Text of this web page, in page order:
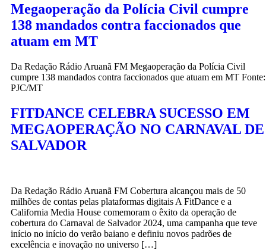
Megaoperação da Polícia Civil cumpre
138 mandados contra faccionados que
atuam em MT
Da Redação Rádio Aruanã FM Megaoperação da Polícia Civil
cumpre 138 mandados contra faccionados que atuam em MT Fonte:
PJC/MT
FITDANCE CELEBRA SUCESSO EM
MEGAOPERAÇÃO NO CARNAVAL DE
SALVADOR
Da Redação Rádio Aruanã FM Cobertura alcançou mais de 50
milhões de contas pelas plataformas digitais A FitDance e a
California Media House comemoram o êxito da operação de
cobertura do Carnaval de Salvador 2024, uma campanha que teve
início no início do verão baiano e definiu novos padrões de
excelência e inovação no universo […]